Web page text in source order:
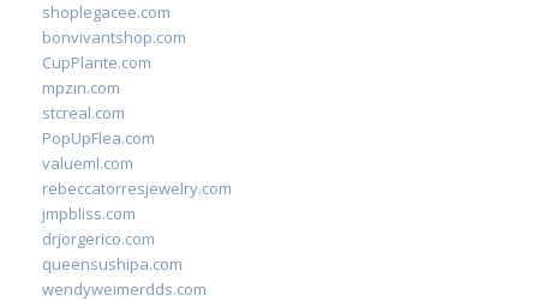
shoplegacee.com
bonvivantshop.com
CupPlante.com
mpzin.com
stcreal.com
PopUpFlea.com
valueml.com
rebeccatorresjewelry.com
jmpbliss.com
drjorgerico.com
queensushipa.com
wendyweimerdds.com